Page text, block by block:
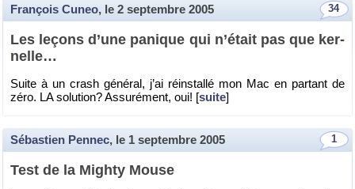
34
François Cuneo, le 2 septembre 2005
Les le­çons d’une pa­nique qui n’était pas que ker­
nelle…
Suite à un crash gé­né­ral, j’ai ré­ins­tallé mon Mac en par­tant de
zéro. LA so­lu­tion? As­su­ré­ment, oui! [suite]
1
Sébastien Pennec, le 1 septembre 2005
Test de la Mighty Mouse